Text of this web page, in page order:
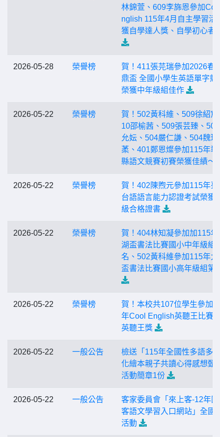
林錦萱、609李旆恩參加
nglish 115年4月自主學習活
獲自學達人獎、自學初心者
2026-05-28 榮譽榜
賀！411張芫瑞參加2026春
鼎盃 全國小學生英語單字競
榮獲中年級組佳作
2026-05-22 榮譽榜
賀！502黃科維、509徐紹
10邵榆茜、509張芸臻、
允妘、504嚴仁謙、504魏瑀
葇、401鄭恩燦參加115年彰
縣語文競賽初賽榮獲佳績～
2026-05-22 榮譽榜
賀！402陳煦元參加115年臺
台語語言能力認證考試榮獲
級合格證書
2026-05-22 榮譽榜
賀！404林知凝參加加115年
湖盃書法比賽國小中年級組
名、502黃科維參加115年太
盃書法比賽國小高年級組第
2026-05-22 榮譽榜
賀！本校共107位學生參加
年Cool English英聽王比賽
英聽王獎
2026-05-22 一般公告
檢送「115年全國性多語多
化繪本親子共讀心得感想甄
活動簡章1份
2026-05-22 一般公告
客家委員會「來上客-12年
客語文學習入口網站」全國
活動